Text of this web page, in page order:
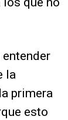
la
primera
esto